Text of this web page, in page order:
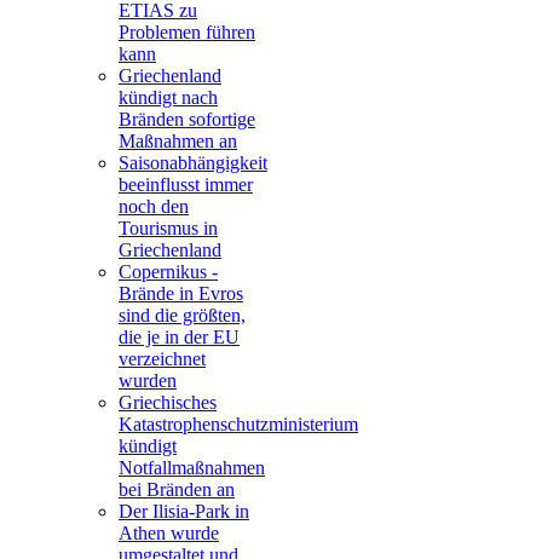
ETIAS zu
Problemen führen
kann
Griechenland
kündigt nach
Bränden sofortige
Maßnahmen an
Saisonabhängigkeit
beeinflusst immer
noch den
Tourismus in
Griechenland
Copernikus -
Brände in Evros
sind die größten,
die je in der EU
verzeichnet
wurden
Griechisches
Katastrophenschutzministerium
kündigt
Notfallmaßnahmen
bei Bränden an
Der Ilisia-Park in
Athen wurde
umgestaltet und